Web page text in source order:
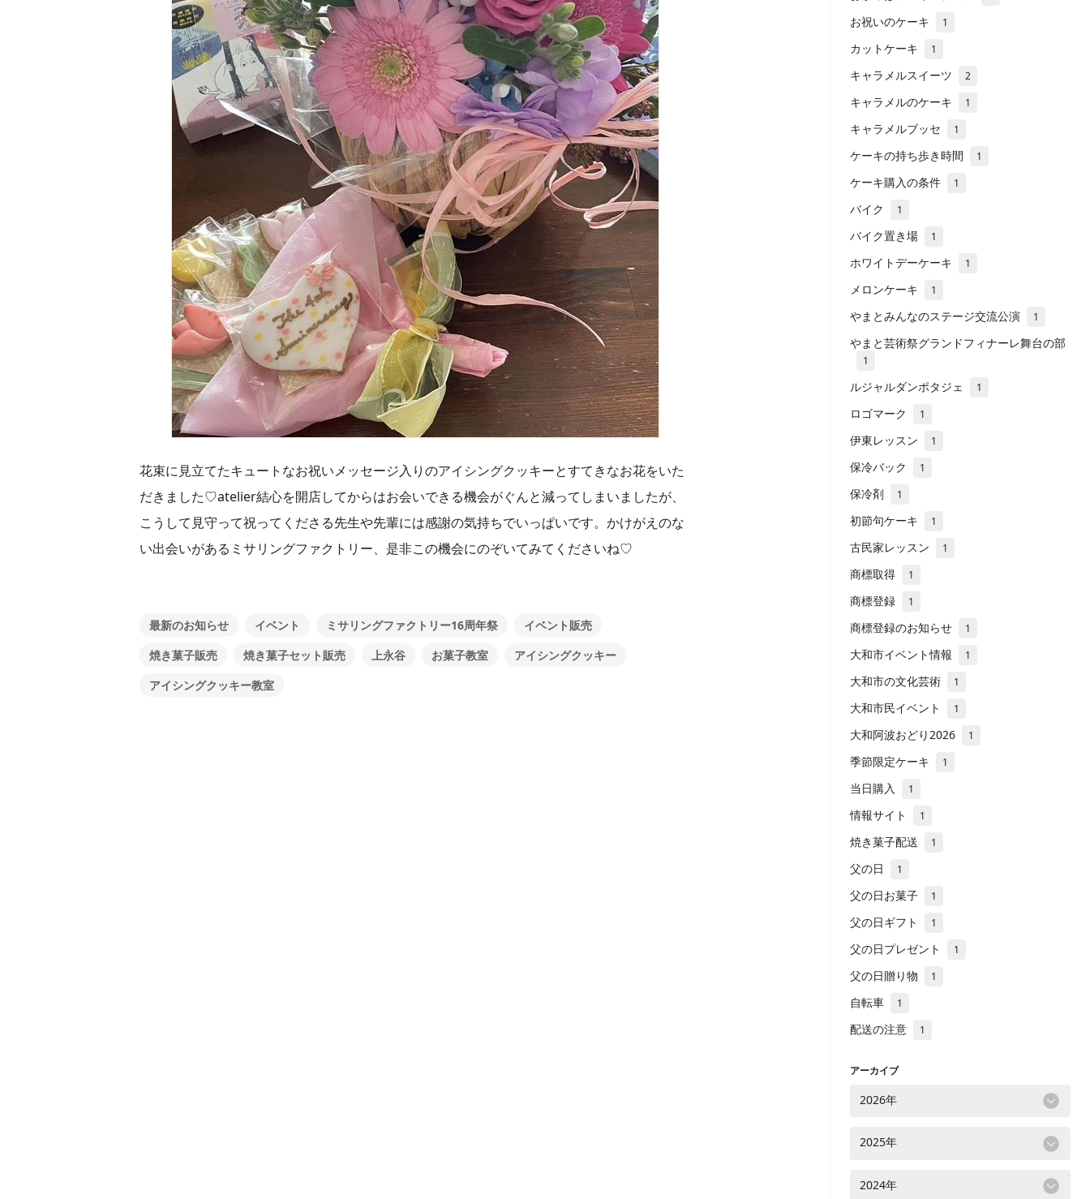
花束に見立てたキュートなお祝いメッセージ入りのアイシングクッキーとすてきなお花をいた
だきました♡atelier結心を開店してからはお会いできる機会がぐんと減ってしまいましたが、
こうして見守って祝ってくださる先生や先輩には感謝の気持ちでいっぱいです。かけがえのな
い出会いがあるミサリングファクトリー、是非この機会にのぞいてみてくださいね♡
最新のお知らせ イベント ミサリングファクトリー16周年祭
イベント販売
焼き菓子販売
焼き菓子セット販売 上永谷 お菓子教室
アイシングクッキー
アイシングクッキー教室
お祝いのケーキ 1
カットケーキ 1
キャラメルスイーツ 2
キャラメルのケーキ 1
キャラメルブッセ 1
ケーキの持ち歩き時間 1
ケーキ購入の条件 1
バイク 1
バイク置き場 1
ホワイトデーケーキ 1
メロンケーキ 1
やまとみんなのステージ交流公演 1
やまと芸術祭グランドフィナーレ舞台の部
1
ルジャルダンポタジェ 1
ロゴマーク 1
伊東レッスン 1
保冷バック 1
保冷剤 1
初節句ケーキ 1
古民家レッスン 1
商標取得 1
商標登録 1
商標登録のお知らせ 1
大和市イベント情報 1
大和市の文化芸術 1
大和市民イベント 1
大和阿波おどり2026 1
季節限定ケーキ 1
当日購入 1
情報サイト 1
焼き菓子配送 1
父の日 1
父の日お菓子 1
父の日ギフト 1
父の日プレゼント 1
父の日贈り物 1
自転車 1
配送の注意 1
アーカイブ
2026年
2025年
2024年